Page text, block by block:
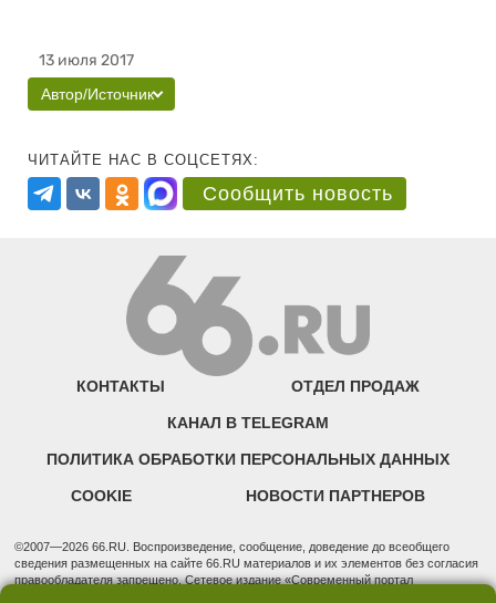
13 июля 2017
Автор/Источник
ЧИТАЙТЕ НАС В СОЦСЕТЯХ:
Сообщить новость
КОНТАКТЫ ОТДЕЛ ПРОДАЖ
КАНАЛ В TELEGRAM
ПОЛИТИКА ОБРАБОТКИ ПЕРСОНАЛЬНЫХ ДАННЫХ
COOKIE НОВОСТИ ПАРТНЕРОВ
©2007—2026 66.RU. Воспроизведение, сообщение, доведение до всеобщего
сведения размещенных на сайте 66.RU материалов и их элементов без согласия
правообладателя запрещено. Сетевое издание «Современный портал